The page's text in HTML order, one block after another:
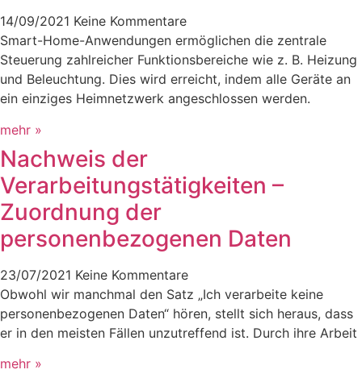
14/09/2021 Keine Kommentare
Smart-Home-Anwendungen ermöglichen die zentrale
Steuerung zahlreicher Funktionsbereiche wie z. B. Heizung
und Beleuchtung. Dies wird erreicht, indem alle Geräte an
ein einziges Heimnetzwerk angeschlossen werden.
mehr »
Nachweis der
Verarbeitungstätigkeiten –
Zuordnung der
personenbezogenen Daten
23/07/2021 Keine Kommentare
Obwohl wir manchmal den Satz „Ich verarbeite keine
personenbezogenen Daten“ hören, stellt sich heraus, dass
er in den meisten Fällen unzutreffend ist. Durch ihre Arbeit
mehr »